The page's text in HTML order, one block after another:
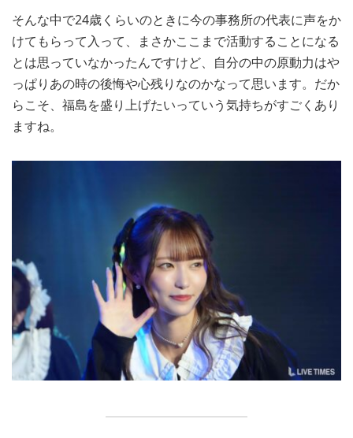
そんな中で24歳くらいのときに今の事務所の代表に声をか
けてもらって入って、まさかここまで活動することになる
とは思っていなかったんですけど、自分の中の原動力はや
っぱりあの時の後悔や心残りなのかなって思います。だか
らこそ、福島を盛り上げたいっていう気持ちがすごくあり
ますね。